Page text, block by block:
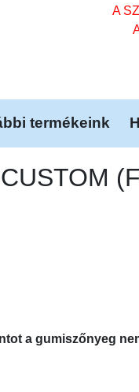
A
termékeink
a gumiszőnyeg